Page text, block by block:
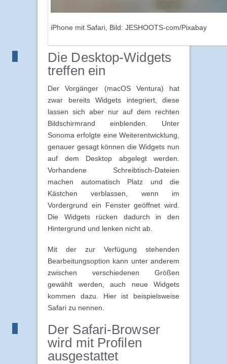
iPhone mit Safari, Bild: JESHOOTS-com/Pixabay
Die Desktop-Widgets
treffen ein
Der Vorgänger (macOS Ventura) hat
zwar bereits Widgets integriert, diese
lassen sich aber nur auf dem rechten
Bildschirmrand einblenden. Unter
Sonoma erfolgte eine Weiterentwicklung,
genauer gesagt können die Widgets nun
auf dem Desktop abgelegt werden.
Vorhandene Schreibtisch-Dateien
machen automatisch Platz und die
Kästchen verblassen, wenn im
Vordergrund ein Fenster geöffnet wird.
Die Widgets rücken dadurch in den
Hintergrund und lenken nicht ab.
Mit der zur Verfügung stehenden
Bearbeitungsoption kann unter anderem
zwischen verschiedenen Größen
gewählt werden, auch neue Widgets
kommen dazu. Hier ist beispielsweise
Safari zu nennen.
Der Safari-Browser
wird mit Profilen
ausgestattet